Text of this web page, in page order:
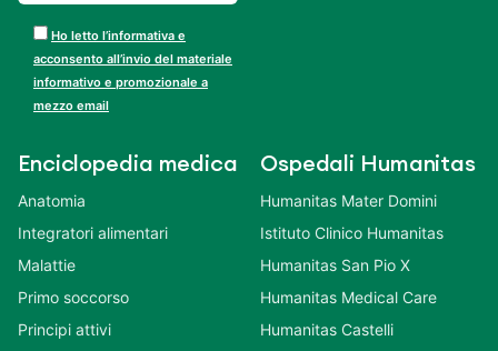
Ho letto l’informativa e
acconsento all’invio del materiale
informativo e promozionale a
mezzo email
Enciclopedia medica
Anatomia
Integratori alimentari
Malattie
Primo soccorso
Principi attivi
Ospedali Humanitas
Humanitas Mater Domini
Istituto Clinico Humanitas
Humanitas San Pio X
Humanitas Medical Care
Humanitas Castelli